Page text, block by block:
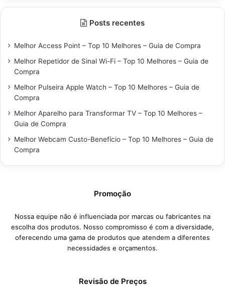
Posts recentes
Melhor Access Point – Top 10 Melhores – Guia de Compra
Melhor Repetidor de Sinal Wi-Fi – Top 10 Melhores – Guia de
Compra
Melhor Pulseira Apple Watch – Top 10 Melhores – Guia de
Compra
Melhor Aparelho para Transformar TV – Top 10 Melhores –
Guia de Compra
Melhor Webcam Custo-Benefício – Top 10 Melhores – Guia de
Compra
Promoção
Nossa equipe não é influenciada por marcas ou fabricantes na
escolha dos produtos. Nosso compromisso é com a diversidade,
oferecendo uma gama de produtos que atendem a diferentes
necessidades e orçamentos.
Revisão de Preços